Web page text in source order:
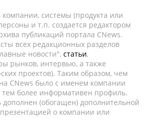
системы (продукта или
и т.п. создается редактором
публикаций портала CNews.
всех редакционных разделов
новости", статьи,
рынков, интервью, а также
проектов). Таким образом, чем
CNews было с именем компании
тем более информативен профиль.
(обогащен) дополнительной
о компании или